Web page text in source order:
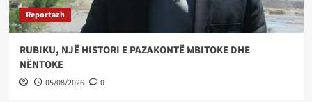
Reportazh
RUBIKU, NJË HISTORI E PAZAKONTË MBITOKE DHE
NËNTOKE
05/08/2026 0